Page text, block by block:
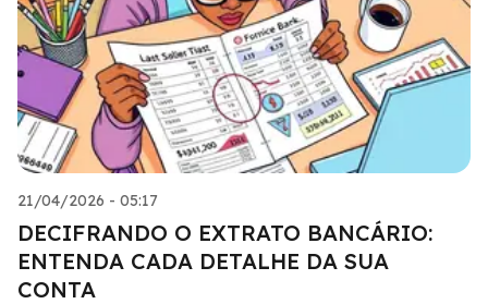
21/04/2026 - 05:17
DECIFRANDO O EXTRATO BANCÁRIO:
ENTENDA CADA DETALHE DA SUA
CONTA